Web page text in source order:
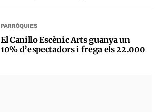
PARRÒQUIES
El Canillo Escènic Arts guanya un
10% d’espectadors i frega els 22.000